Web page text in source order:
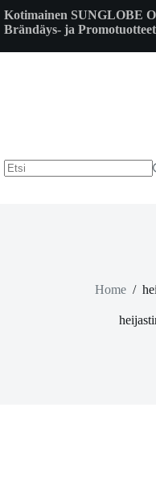
to
content
Kotimainen SUNGLOBE
Brändäys- ja Promotuotteet
Home /